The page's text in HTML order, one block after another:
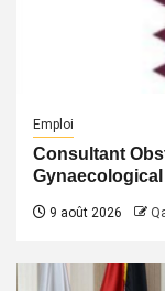
Emploi
Consultant
9 août 2026